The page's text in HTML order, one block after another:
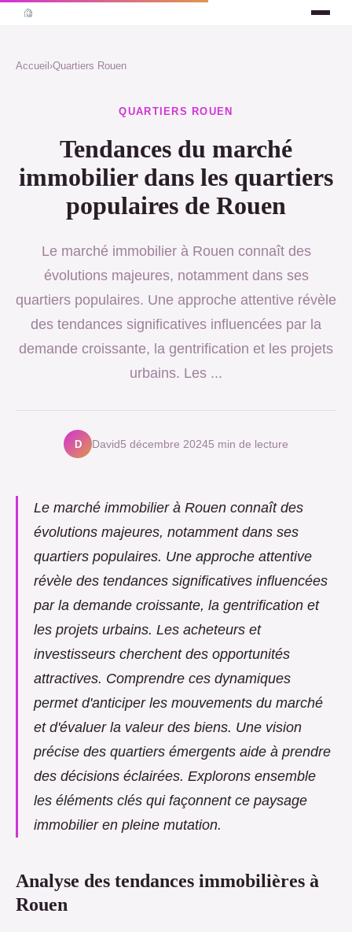
Accueil ›Quartiers Rouen
QUARTIERS ROUEN
Tendances du marché
immobilier dans les quartiers
populaires de Rouen
Le marché immobilier à Rouen connaît des
évolutions majeures, notamment dans ses
quartiers populaires. Une approche attentive révèle
des tendances significatives influencées par la
demande croissante, la gentrification et les projets
urbains. Les ...
D David5 décembre 20245 min de lecture
Le marché immobilier à Rouen connaît des
évolutions majeures, notamment dans ses
quartiers populaires. Une approche attentive
révèle des tendances significatives influencées
par la demande croissante, la gentrification et
les projets urbains. Les acheteurs et
investisseurs cherchent des opportunités
attractives. Comprendre ces dynamiques
permet d'anticiper les mouvements du marché
et d'évaluer la valeur des biens. Une vision
précise des quartiers émergents aide à prendre
des décisions éclairées. Explorons ensemble
les éléments clés qui façonnent ce paysage
immobilier en pleine mutation.
Analyse des tendances immobilières à
Rouen